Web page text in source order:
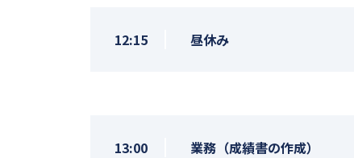
12:15 昼休み
13:00 業務（成績書の作成）